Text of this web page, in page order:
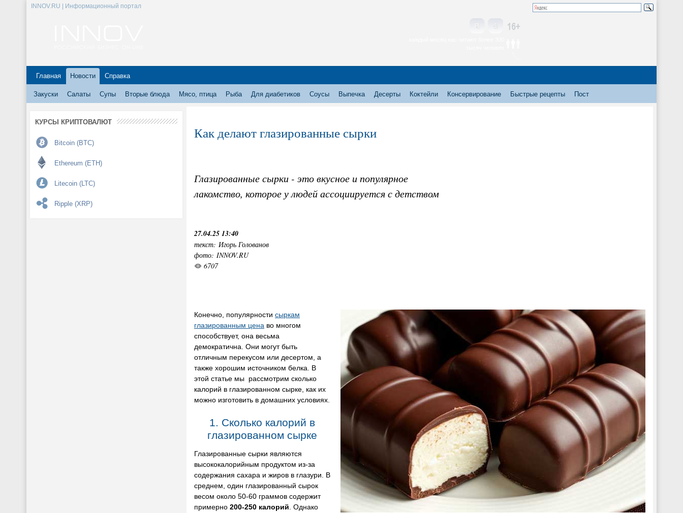
INNOV.RU | Информационный портал
Главная Новости Справка
Закуски Салаты Супы Вторые блюда Мясо, птица Рыба Для диабетиков Соусы Выпечка Десерты Коктейли Консервирование Быстрые рецепты Пост
КУРСЫ КРИПТОВАЛЮТ
Bitcoin (BTC)
Ethereum (ETH)
Litecoin (LTC)
Ripple (XRP)
Как делают глазированные сырки
Глазированные сырки - это вкусное и популярное
лакомство, которое у людей ассоциируется с детством
27.04.25 13:40
текст: Игорь Голованов
фото: INNOV.RU
6707
Конечно, популярности сыркам
глазированным цена во многом
способствует, она весьма
демократична. Они могут быть
отличным перекусом или десертом, а
также хорошим источником белка. В
этой статье мы рассмотрим сколько
калорий в глазированном сырке, как их
можно изготовить в домашних условиях.
1. Сколько калорий в
глазированном сырке
Глазированные сырки являются
высококалорийным продуктом из-за
содержания сахара и жиров в глазури. В
среднем, один глазированный сырок
весом около 50-60 граммов содержит
примерно 200-250 калорий. Однако